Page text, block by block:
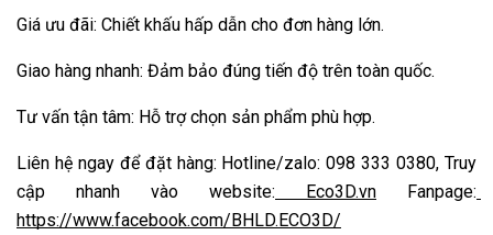
Giá ưu đãi: Chiết khấu hấp dẫn cho đơn hàng lớn.
Giao hàng nhanh: Đảm bảo đúng tiến độ trên toàn quốc.
Tư vấn tận tâm: Hỗ trợ chọn sản phẩm phù hợp.
Liên hệ ngay để đặt hàng: Hotline/zalo: 098 333 0380, Truy
cập nhanh vào website: Eco3D.vn Fanpage:
https://www.facebook.com/BHLD.ECO3D/